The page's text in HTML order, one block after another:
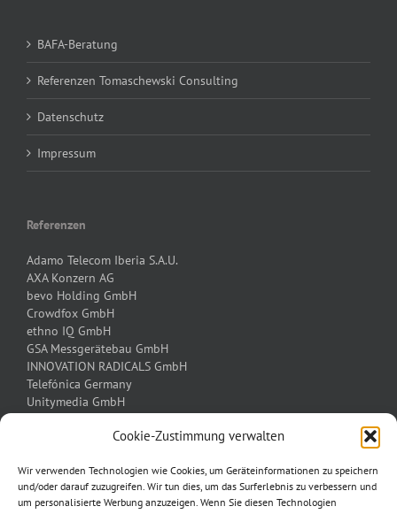
Cookie-Zustimmung verwalten
Wir verwenden Technologien wie Cookies, um Geräteinformationen zu speichern
und/oder darauf zuzugreifen. Wir tun dies, um das Surferlebnis zu verbessern und
um personalisierte Werbung anzuzeigen. Wenn Sie diesen Technologien
BAFA-Beratung
Referenzen Tomaschewski Consulting
Datenschutz
Impressum
Referenzen
Adamo Telecom Iberia S.A.U.
AXA Konzern AG
bevo Holding GmbH
Crowdfox GmbH
ethno IQ GmbH
GSA Messgerätebau GmbH
INNOVATION RADICALS GmbH
Telefónica Germany
Unitymedia GmbH
Bitte setzen Sie sich mit mir über dasKontaktformularin
Verbindung.